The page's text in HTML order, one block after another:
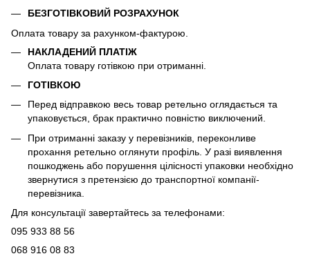
БЕЗГОТІВКОВИЙ РОЗРАХУНОК
Оплата товару за рахунком-фактурою.
НАКЛАДЕНИЙ ПЛАТІЖ
Оплата товару готівкою при отриманні.
ГОТІВКОЮ
Перед відправкою весь товар ретельно оглядається та
упаковується, брак практично повністю виключений.
При отриманні заказу у перевізників, переконливе
прохання ретельно оглянути профіль. У разі виявлення
пошкоджень або порушення цілісності упаковки необхідно
звернутися з претензією до транспортної компанії-
перевізника.
Для консультації завертайтесь за телефонами:
095 933 88 56
068 916 08 83